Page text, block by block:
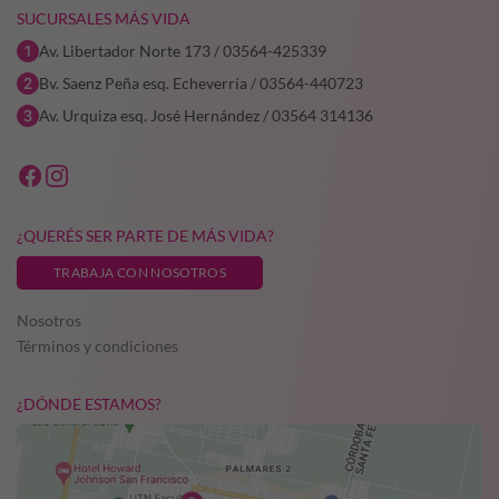
SUCURSALES MÁS VIDA
Av. Libertador Norte 173 / 03564-425339
Bv. Saenz Peña esq. Echeverría / 03564-440723
Av. Urquiza esq. José Hernández / 03564 314136
¿QUERÉS SER PARTE DE MÁS VIDA?
TRABAJA CON NOSOTROS
Nosotros
Términos y condiciones
¿DÓNDE ESTAMOS?